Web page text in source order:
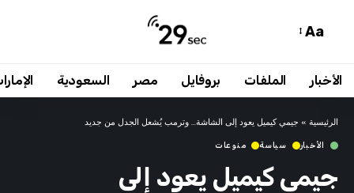
Aa
الأخبار الملفات بروفايل مصر السعودية
الرئيسية » جيمي كيميل يعود إلى الشاشة… وترمب يُشعل الجدل من جديد
الأخبار سياسة منوعات
جيمي كيميل يعود إلى